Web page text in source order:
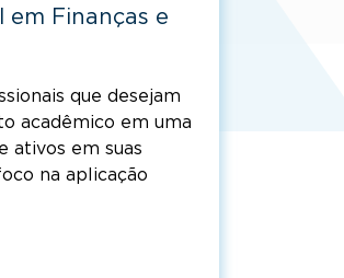
em Finanças e
que desejam
acadêmico em uma
ativos em suas
na aplicação